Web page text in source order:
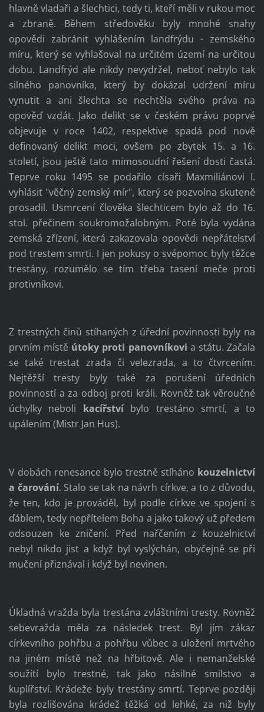
hlavně vladaři a šlechtici, tedy ti, kteří měli v rukou moc
a zbraně. Během středověku byly mnohé snahy
opovědi zabránit vyhlášením landfrýdu - zemského
míru, který se vyhlašoval na určitém území na určitou
dobu. Landfrýd ale nikdy nevydržel, neboť nebylo tak
silného panovníka, který by dokázal udržení míru
vynutit a ani šlechta se nechtěla svého práva na
opověď vzdát. Jako delikt se v českém právu poprvé
objevuje v roce 1402, respektive spadá pod nově
definovaný delikt moci, ovšem po zbytek 15. a 16.
století, jsou ještě tato mimosoudní řešení dosti častá.
Teprve roku 1495 se podařilo císaři Maxmiliánovi I.
vyhlásit "věčný zemský mír", který se pozvolna skuteně
prosadil. Usmrcení člověka šlechticem bylo až do 16.
stol. přečinem soukromožalobným. Poté byla vydána
zemská zřízení, která zakazovala opovědi nepřátelství
pod trestem smrti. I jen pokusy o svépomoc byly těžce
trestány, rozumělo se tím třeba tasení meče proti
protivníkovi.
Z trestných činů stíhaných z úřední povinnosti byly na
prvním místě útoky proti panovníkovi a státu. Začala
se také trestat zrada či velezrada, a to čtvrcením.
Nejtěžší tresty byly také za porušení úředních
povinností a za odboj proti králi. Rovněž tak věroučné
úchylky neboli kacířstvíbylo trestáno smrtí, a to
upálením (Mistr Jan Hus).
V dobách renesance bylo trestně stíháno kouzelnictví
a čarování. Stalo se tak na návrh církve, a to z důvodu,
že ten, kdo je prováděl, byl podle církve ve spojení s
ďáblem, tedy nepřítelem Boha a jako takový už předem
odsouzen ke zničení. Před nařčením z kouzelnictví
nebyl nikdo jist a když byl vyslýchán, obyčejně se při
mučení přiznával i když byl nevinen.
Úkladná vražda byla trestána zvláštními tresty. Rovněž
sebevražda měla za následek trest. Byl jím zákaz
církevního pohřbu a pohřbu vůbec a uložení mrtvého
na jiném místě než na hřbitově. Ale i nemanželské
soužití bylo trestné, tak jako násilné smilstvo a
kuplířství. Krádeže byly trestány smrtí. Teprve později
byla rozlišována krádež těžká od lehké, za niž byly